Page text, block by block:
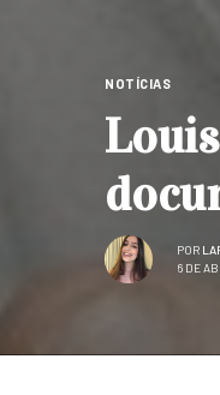
NOTÍCIAS
POR
6 DE